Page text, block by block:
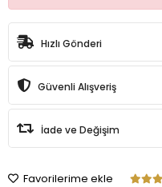
Hızlı Gönderi
Güvenli Alışveriş
İade ve Değişim
Favorilerime ekle